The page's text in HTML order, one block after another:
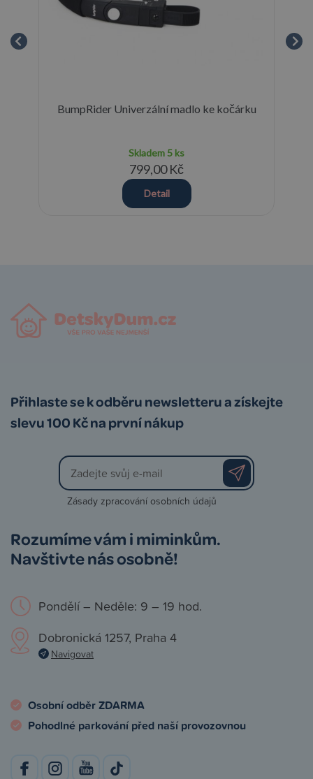
BumpRider Univerzální madlo ke kočárku
Skladem 5 ks
799,00 Kč
Detail
Přihlaste se k odběru newsletteru a získejte
slevu 100 Kč na první nákup
Zásady zpracování osobních údajů
Rozumíme vám i miminkům.
Navštivte nás osobně!
Pondělí – Neděle: 9 – 19 hod.
Dobronická 1257, Praha 4
Navigovat
Osobní odběr ZDARMA
Pohodlné parkování před naší provozovnou